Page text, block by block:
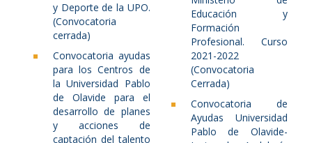
y Deporte de la UPO.
(Convocatoria
cerrada)
Convocatoria ayudas
para los Centros de
la Universidad Pablo
de Olavide para el
desarrollo de planes
y acciones de
captación del talento
Educación y
Formación
Profesional. Curso
2021-2022
(Convocatoria
Cerrada)
Convocatoria de
Ayudas Universidad
Pablo de Olavide-